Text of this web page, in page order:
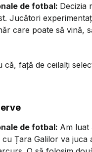
de fotbal: Decizia
Jucători
care poate să vină,
față de ceilalți
de fotbal: Am luat
Țara Galilor va juca